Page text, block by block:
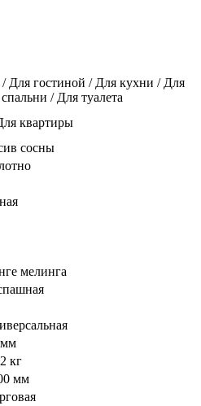
Для гостиной / Для кухни / Для
/ Для туалета
квартиры
сосны
мелинга
кг
мм